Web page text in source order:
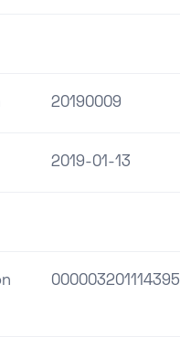
20190009
2019-01-13
000003201114395